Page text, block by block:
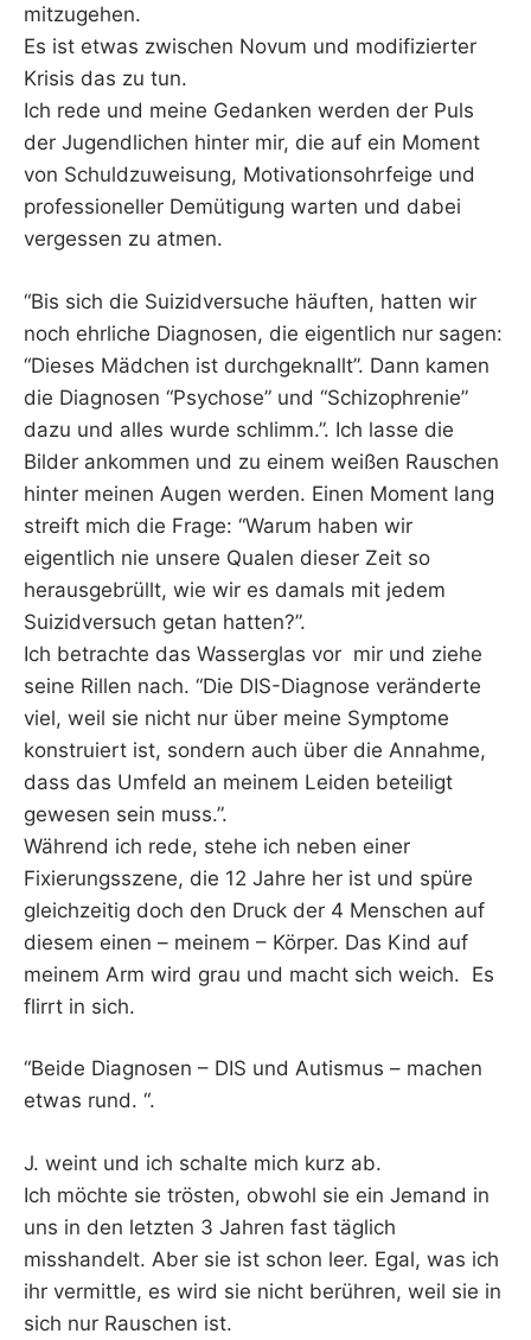
mitzugehen.
Es ist etwas zwischen Novum und modifizierter
Krisis das zu tun.
Ich rede und meine Gedanken werden der Puls
der Jugendlichen hinter mir, die auf ein Moment
von Schuldzuweisung, Motivationsohrfeige und
professioneller Demütigung warten und dabei
vergessen zu atmen.
“Bis sich die Suizidversuche häuften, hatten wir
noch ehrliche Diagnosen, die eigentlich nur sagen:
“Dieses Mädchen ist durchgeknallt”. Dann kamen
die Diagnosen “Psychose” und “Schizophrenie”
dazu und alles wurde schlimm.”. Ich lasse die
Bilder ankommen und zu einem weißen Rauschen
hinter meinen Augen werden. Einen Moment lang
streift mich die Frage: “Warum haben wir
eigentlich nie unsere Qualen dieser Zeit so
herausgebrüllt, wie wir es damals mit jedem
Suizidversuch getan hatten?”.
Ich betrachte das Wasserglas vor mir und ziehe
seine Rillen nach. “Die DIS-Diagnose veränderte
viel, weil sie nicht nur über meine Symptome
konstruiert ist, sondern auch über die Annahme,
dass das Umfeld an meinem Leiden beteiligt
gewesen sein muss.”.
Während ich rede, stehe ich neben einer
Fixierungsszene, die 12 Jahre her ist und spüre
gleichzeitig doch den Druck der 4 Menschen auf
diesem einen – meinem – Körper. Das Kind auf
meinem Arm wird grau und macht sich weich. Es
flirrt in sich.
“Beide Diagnosen – DIS und Autismus – machen
etwas rund. “.
J. weint und ich schalte mich kurz ab.
Ich möchte sie trösten, obwohl sie ein Jemand in
uns in den letzten 3 Jahren fast täglich
misshandelt. Aber sie ist schon leer. Egal, was ich
ihr vermittle, es wird sie nicht berühren, weil sie in
sich nur Rauschen ist.